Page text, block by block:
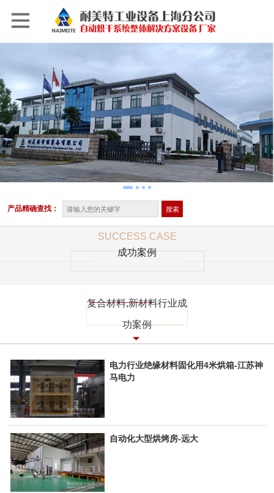
产品精确查找：
SUCCESS CASE
成功案例
复合材料,新材料行业成
功案例
电力行业绝缘材料固化用4米烘箱-江苏神
马电力
自动化大型烘烤房-远大